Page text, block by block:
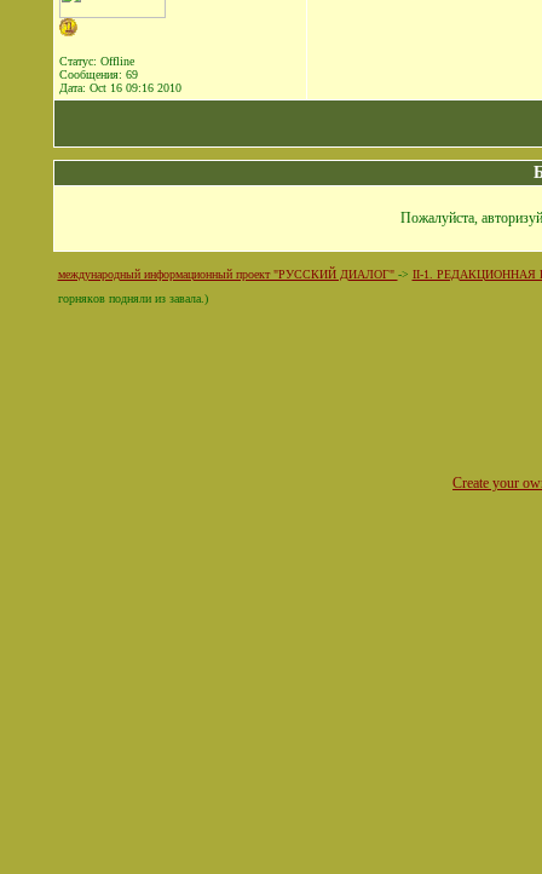
Статус: Offline
Сообщения: 69
Дата: Oct 16 09:16 2010
Пожалуйста,
международный информационный проект "РУССКИЙ ДИАЛОГ" -> II-1. РЕДАКЦИОННАЯ
горняков подняли из завала.)
Create your